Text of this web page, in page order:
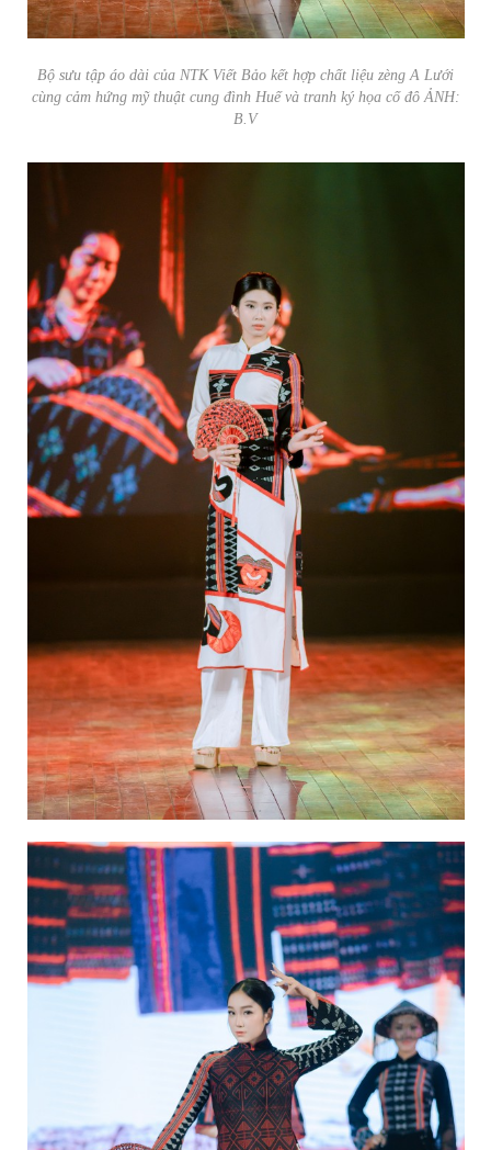
Bộ sưu tập áo dài của NTK Viết Bảo kết hợp chất liệu zèng A Lưới
cùng cảm hứng mỹ thuật cung đình Huế và tranh ký họa cố đô ẢNH:
B.V